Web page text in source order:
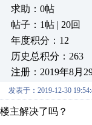
求助：0帖
帖子：1帖 | 20回
年度积分：12
历史总积分：263
注册：2019年8月
发表于：2019-12-30
楼主解决了吗？